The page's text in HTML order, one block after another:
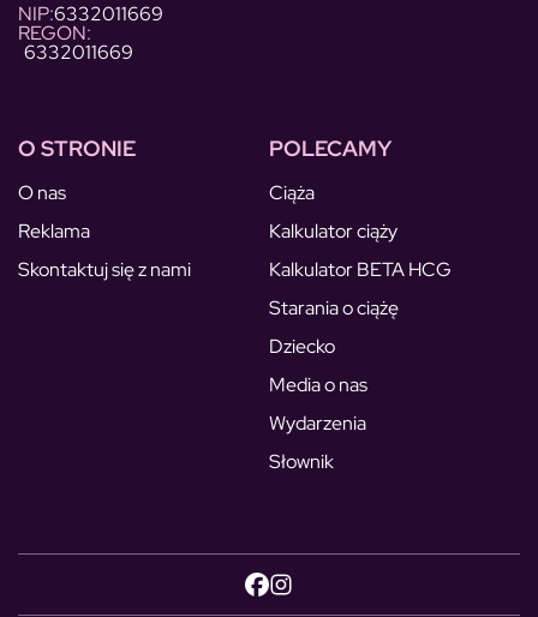
NIP:6332011669
REGON:
6332011669
O STRONIE
O nas
Reklama
Skontaktuj się z nami
POLECAMY
Ciąża
Kalkulator ciąży
Kalkulator BETA HCG
Starania o ciążę
Dziecko
Media o nas
Wydarzenia
Słownik